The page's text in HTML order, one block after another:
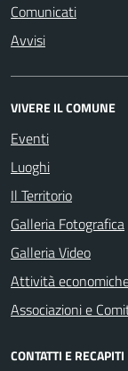
Comunicati
Avvisi
VIVERE IL COMUNE
Eventi
Luoghi
Il Territorio
Galleria Fotografica
Galleria Video
Attività
Associazioni e
CONTATTI E RECAPITI